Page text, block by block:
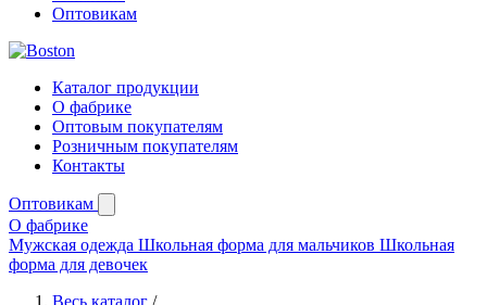
Оптовикам
Каталог продукции
О фабрике
Оптовым покупателям
Розничным покупателям
Контакты
Оптовикам
О фабрике
Мужская одежда Школьная форма для мальчиков Школьная
форма для девочек
Весь каталог /